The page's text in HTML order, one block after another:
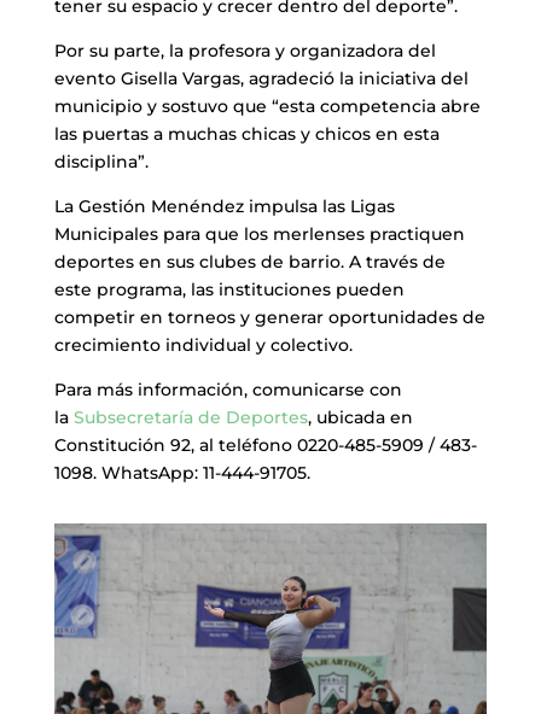
tener su espacio y crecer dentro del deporte”.
Por su parte, la profesora y organizadora del
evento Gisella Vargas, agradeció la iniciativa del
municipio y sostuvo que “esta competencia abre
las puertas a muchas chicas y chicos en esta
disciplina”.
La Gestión Menéndez impulsa las Ligas
Municipales para que los merlenses practiquen
deportes en sus clubes de barrio. A través de
este programa, las instituciones pueden
competir en torneos y generar oportunidades de
crecimiento individual y colectivo.
Para más información, comunicarse con
la Subsecretaría de Deportes, ubicada en
Constitución 92, al teléfono 0220-485-5909 / 483-
1098. WhatsApp: 11-444-91705.